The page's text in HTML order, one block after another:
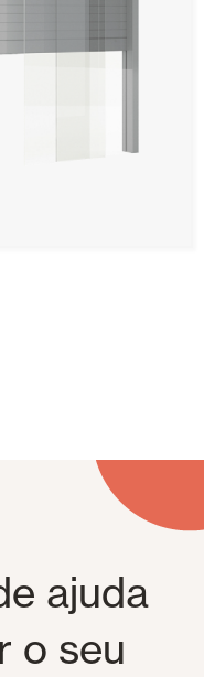
ajuda
o seu